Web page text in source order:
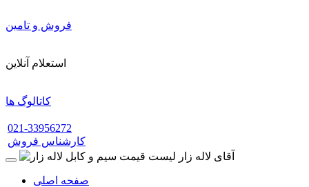
فروش و تامین
استعلام آنلاین
کاتالوگ ها
021-33956272
کارشناس فروش
صفحه اصلی